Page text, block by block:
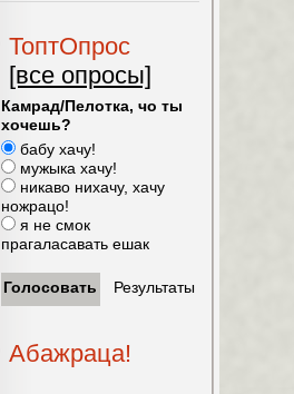
ТоптОпрос
[все опросы]
Камрад/Пелотка, чо ты
хочешь?
бабу хачу!
мужыка хачу!
никаво нихачу, хачу
ножрацо!
я не смок
прагаласавать ешак
Абажраца!